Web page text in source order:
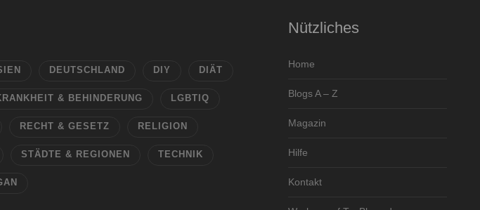
DEUTSCHLAND DIY DIÄT
& BEHINDERUNG LGBTIQ
RECHT & GESETZ RELIGION
STÄDTE & REGIONEN TECHNIK
Nützliches
Home
Blogs A – Z
Magazin
Hilfe
Kontakt